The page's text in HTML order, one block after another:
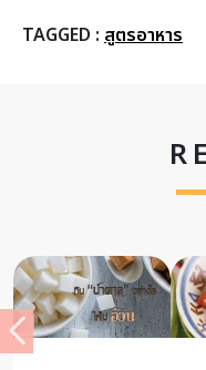
TAGGED : สูตรอาหาร